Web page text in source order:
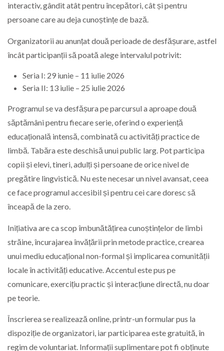
interactiv, gândit atât pentru începători, cât și pentru
persoane care au deja cunoștințe de bază.
Organizatorii au anunțat două perioade de desfășurare, astfel
încât participanții să poată alege intervalul potrivit:
Seria I: 29 iunie – 11 iulie 2026
Seria II: 13 iulie – 25 iulie 2026
Programul se va desfășura pe parcursul a aproape două
săptămâni pentru fiecare serie, oferind o experiență
educațională intensă, combinată cu activități practice de
limbă. Tabăra este deschisă unui public larg. Pot participa
copii și elevi, tineri, adulți și persoane de orice nivel de
pregătire lingvistică. Nu este necesar un nivel avansat, ceea
ce face programul accesibil și pentru cei care doresc să
înceapă de la zero.
Inițiativa are ca scop îmbunătățirea cunoștințelor de limbi
străine, încurajarea învățării prin metode practice, crearea
unui mediu educațional non-formal și implicarea comunității
locale în activități educative. Accentul este pus pe
comunicare, exercițiu practic și interacțiune directă, nu doar
pe teorie.
Înscrierea se realizează online, printr-un formular pus la
dispoziție de organizatori, iar participarea este gratuită, în
regim de voluntariat. Informații suplimentare pot fi obținute